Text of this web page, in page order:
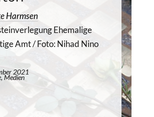
Harmsen
Ehemalige
Amt / Foto: Nihad Nino
2021
Medien